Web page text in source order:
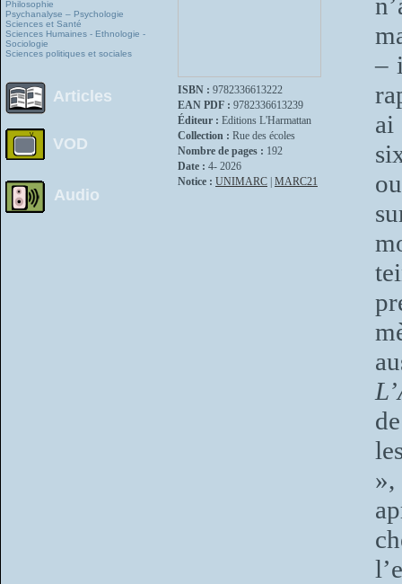
Philosophie
Psychanalyse – Psychologie
Sciences et Santé
Sciences Humaines - Ethnologie -
Sociologie
Sciences politiques et sociales
Articles
VOD
Audio
ISBN : 9782336613222
EAN PDF : 9782336613239
Éditeur : Editions L'Harmattan
Collection : Rue des écoles
Nombre de pages : 192
Date : 4- 2026
Notice : UNIMARC MARC21
–
ai
»,